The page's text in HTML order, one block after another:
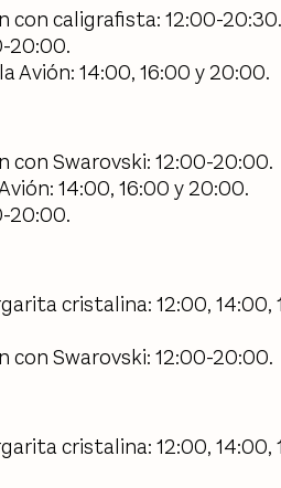
con caligrafista: 12:00-20:30.
20:00.
Avión: 14:00, 16:00 y 20:00.
con Swarovski: 12:00-20:00.
14:00, 16:00 y 20:00.
20:00.
cristalina: 12:00, 14:00,
con Swarovski: 12:00-20:00.
cristalina: 12:00, 14:00,